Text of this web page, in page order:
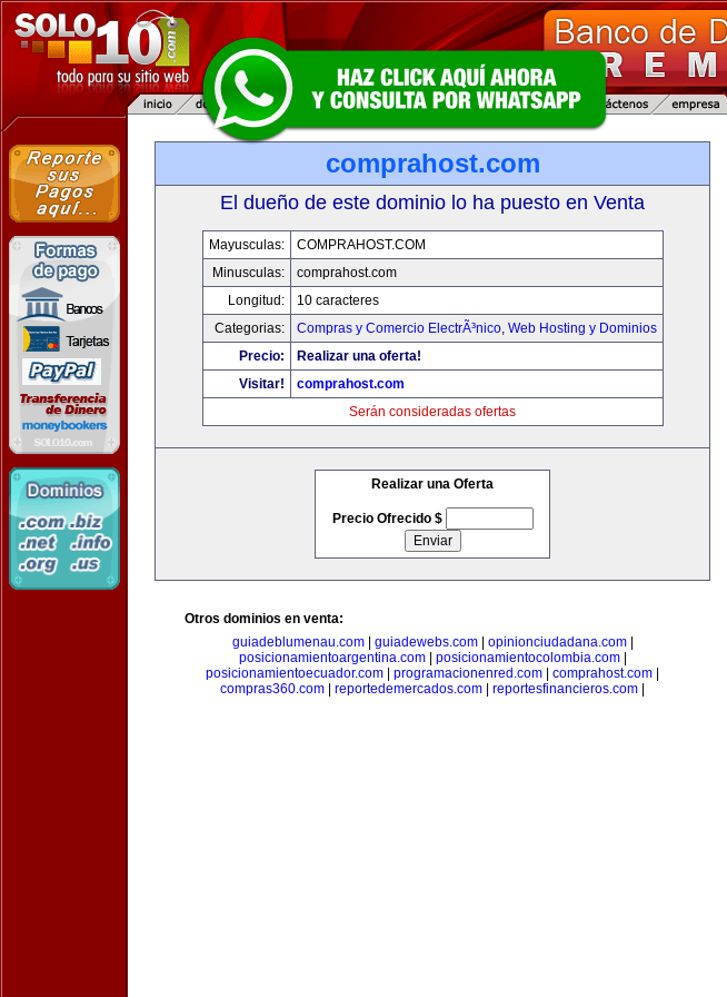
comprahost.com
El dueño de este dominio lo ha puesto en Venta
Mayusculas:
COMPRAHOST.COM
Minusculas:
comprahost.com
Longitud:
10 caracteres
Categorias:
Compras y Comercio ElectrÃ³nico, Web Hosting y Dominios
Precio:
Realizar una oferta!
Visitar!
comprahost.com
Serán consideradas ofertas
Realizar una Oferta
Precio Ofrecido $
Otros dominios en venta:
guiadeblumenau.com| guiadewebs.com| opinionciudadana.com|
posicionamientoargentina.com| posicionamientocolombia.com|
posicionamientoecuador.com
programacionenred.com comprahost.com
compras360.com
reportedemercados.com reportesfinancieros.com